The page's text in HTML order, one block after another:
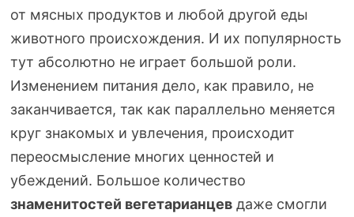
от мясных продуктов и любой другой еды
животного происхождения. И их популярность
тут абсолютно не играет большой роли.
Изменением питания дело, как правило, не
заканчивается, так как параллельно меняется
круг знакомых и увлечения, происходит
переосмысление многих ценностей и
убеждений. Большое количество
знаменитостей вегетарианцевдаже смогли